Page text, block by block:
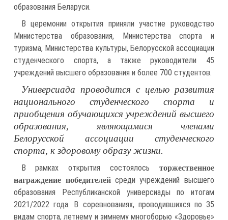
образования Беларуси.
В церемонии открытия приняли участие руководство
Министерства образования, Министерства спорта и
туризма, Министерства культуры, Белорусской ассоциации
студенческого спорта, а также руководители 45
учреждений высшего образования и более 700 студентов.
Универсиада проводится с целью развития
национального студенческого спорта и
приобщения обучающихся учреждений высшего
образования, являющимися членами
Белорусской ассоциации студенческого
спорта, к здоровому образу жизни.
В рамках открытия состоялось торжественное
награждение победителейсреди учреждений высшего
образования Республиканской универсиады по итогам
2021/2022 года. В соревнованиях, проводившихся по 35
видам спорта, летнему и зимнему многоборью «Здоровье»